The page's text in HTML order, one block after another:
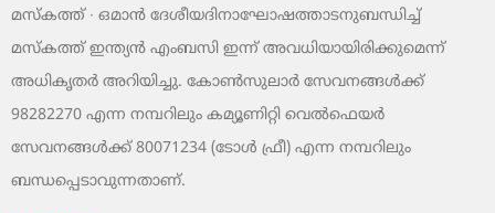
മസ്‌കത്ത് ∙ ഒമാൻ ദേശീയദിനാഘോഷത്താടനുബന്ധിച്ച്
മസ്‌കത്ത് ഇന്ത്യൻ എംബസി ഇന്ന് അവധിയായിരിക്കുമെന്ന്
അധികൃതർ അറിയിച്ചു. കോൺസുലാർ സേവനങ്ങൾക്ക്
98282270 എന്ന നമ്പറിലും കമ്യൂണിറ്റി വെൽഫെയർ
സേവനങ്ങൾക്ക് 80071234 (ടോൾ ഫ്രീ) എന്ന നമ്പറിലും
ബന്ധപ്പെടാവുന്നതാണ്.